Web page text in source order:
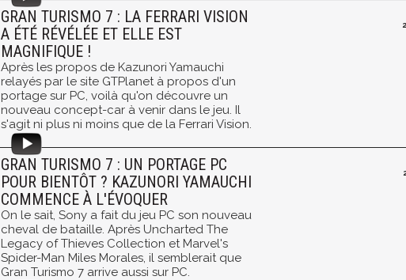
GRAN TURISMO 7 : LA FERRARI VISION
A ÉTÉ RÉVÉLÉE ET ELLE EST
MAGNIFIQUE !
Après les propos de Kazunori Yamauchi
relayés par le site GTPlanet à propos d'un
portage sur PC, voilà qu'on découvre un
nouveau concept-car à venir dans le jeu. Il
s'agit ni plus ni moins que de la Ferrari Vision.
GRAN TURISMO 7 : UN PORTAGE PC
POUR BIENTÔT ? KAZUNORI YAMAUCHI
COMMENCE À L'ÉVOQUER
On le sait, Sony a fait du jeu PC son nouveau
cheval de bataille. Après Uncharted The
Legacy of Thieves Collection et Marvel's
Spider-Man Miles Morales, il semblerait que
Gran Turismo 7 arrive aussi sur PC.